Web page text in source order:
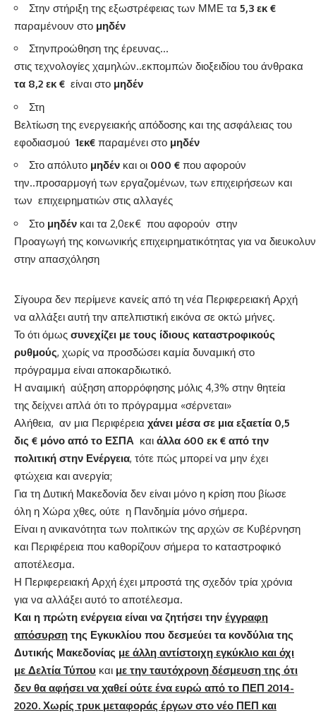
Στην στήριξη της εξωστρέφειας των ΜΜΕ τα 5,3 εκ €
παραμένουν στο μηδέν
Στηνπροώθηση της έρευνας…
στις τεχνολογίες χαμηλών..εκπομπών διοξειδίου του άνθρακα
τα 8,2 εκ € είναι στο μηδέν
Στη
Βελτίωση της ενεργειακής απόδοσης και της ασφάλειας του
εφοδιασμού 1εκ€ παραμένει στο μηδέν
Στο απόλυτο μηδέν και οι 000 € που αφορούν
την..προσαρμογή των εργαζομένων, των επιχειρήσεων και
των επιχειρηματιών στις αλλαγές
Στο μηδέν και τα 2,0εκ€ που αφορούν στην
Προαγωγή της κοινωνικής επιχειρηματικότητας για να
στην απασχόληση
Σίγουρα δεν περίμενε κανείς από τη νέα Περιφερειακή Αρχή
να αλλάξει αυτή την απελπιστική εικόνα σε οκτώ μήνες.
Το ότι όμως συνεχίζει με τους ίδιους καταστροφικούς
ρυθμούς, χωρίς να προσδώσει καμία δυναμική στο
πρόγραμμα είναι αποκαρδιωτικό.
Η αναιμική αύξηση απορρόφησης μόλις 4,3% στην θητεία
της δείχνει απλά ότι το πρόγραμμα «σέρνεται»
Αλήθεια, αν μια Περιφέρεια χάνει μέσα σε μια εξαετία 0,5
δις € μόνο από το ΕΣΠΑ και άλλα 600 εκ € από την
πολιτική στην Ενέργεια, τότε πώς μπορεί να μην έχει
φτώχεια και ανεργία;
Για τη Δυτική Μακεδονία δεν είναι μόνο η κρίση που βίωσε
όλη η Χώρα χθες, ούτε η Πανδημία μόνο σήμερα.
Είναι η ανικανότητα των πολιτικών της αρχών σε Κυβέρνηση
και Περιφέρεια που καθορίζουν σήμερα το καταστροφικό
αποτέλεσμα.
Η Περιφερειακή Αρχή έχει μπροστά της σχεδόν τρία χρόνια
για να αλλάξει αυτό το αποτέλεσμα.
Και η πρώτη ενέργεια είναι να ζητήσει την έγγραφη
απόσυρση της Εγκυκλίου που δεσμεύει τα κονδύλια της
Δυτικής Μακεδονίας με άλλη αντίστοιχη εγκύκλιο και όχι
με Δελτία Τύπου και με την ταυτόχρονη δέσμευση της ότι
δεν θα αφήσει να χαθεί ούτε ένα ευρώ από το ΠΕΠ 2014-
2020. Χωρίς τρυκ μεταφοράς έργων στο νέο ΠΕΠ και